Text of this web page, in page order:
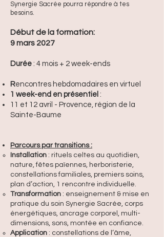
Synergie Sacrée pourra répondre à tes
besoins.
Début de la formation:
9 mars 2027
Durée : 4 mois + 2 week-ends
Rencontres hebdomadaires en virtuel
1 week-end en présentiel :
11 et 12 avril - Provence, région de la
Sainte-Baume
Parcours par transitions :
Installation : rituels celtes au quotidien,
nature, fêtes païennes, herboristerie,
constellations familiales, premiers soins,
plan d’action, 1 rencontre individuelle.
Transformation : enseignement & mise en
pratique du soin Synergie Sacrée, corps
énergétiques, ancrage corporel, multi-
dimensions, sons, montée en confiance.
Application : constellations de l’âme,